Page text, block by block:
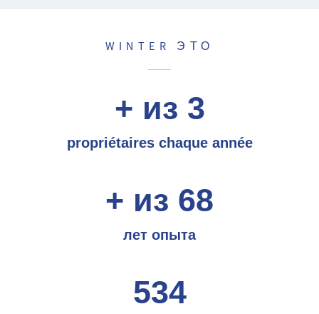
WINTER ЭТО
+ из 3
propriétaires chaque année
+ из 68
лет опыта
534